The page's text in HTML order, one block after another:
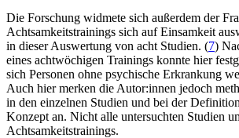
Die Forschung widmete sich außerdem der
Achtsamkeitstrainings sich auf Einsamkeit
in dieser Auswertung von acht Studien. (7)
eines achtwöchigen Trainings konnte hier
sich Personen ohne psychische Erkrankung
Auch hier merken die Autor:innen jedoch
in den einzelnen Studien und bei der
Konzept an. Nicht alle untersuchten Studien
Achtsamkeitstrainings.